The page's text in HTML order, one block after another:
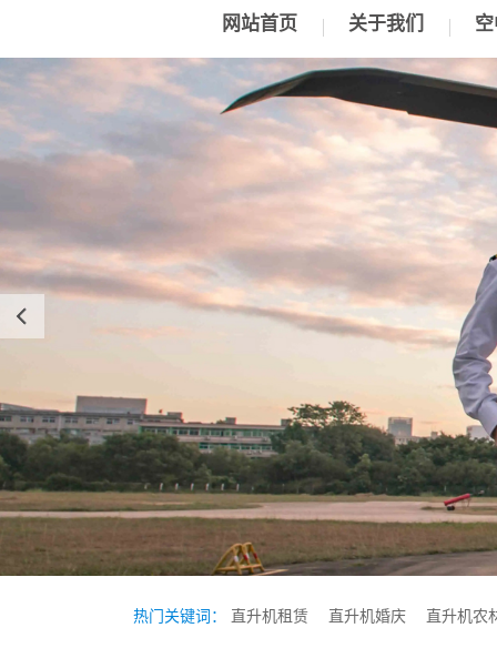
网站首页 关于我们
热门关键词： 直升机租赁 直升机婚庆 直升机农